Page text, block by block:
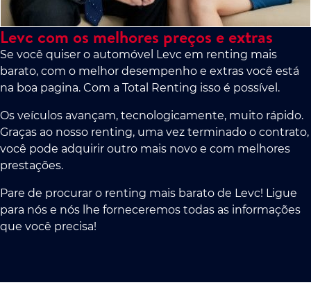
Levc com os melhores preços e extras
Se você quiser o automóvel Levc em renting mais
barato, com o melhor desempenho e extras você está
na boa pagina. Com a Total Renting isso é possível.
Os veículos avançam, tecnologicamente, muito rápido.
Graças ao nosso renting, uma vez terminado o contrato,
você pode adquirir outro mais novo e com melhores
prestações.
Pare de procurar o renting mais barato de Levc! Ligue
para nós e nós lhe forneceremos todas as informações
que você precisa!